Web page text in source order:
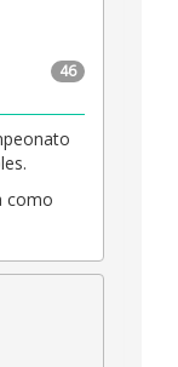
46
como